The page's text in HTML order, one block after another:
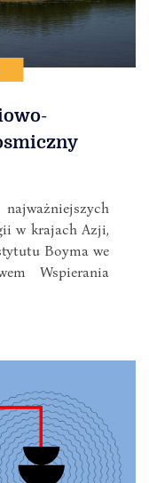
w krajach Azji,
Boyma we
Wspierania